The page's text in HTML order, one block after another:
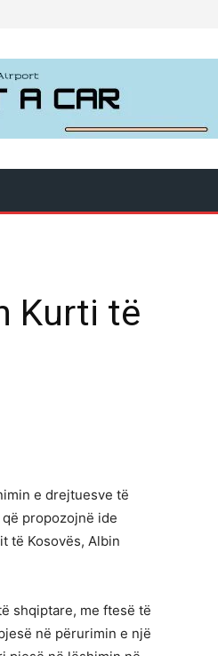
Kurti të
e drejtuesve të
propozojnë ide
të Kosovës, Albin
shqiptare, me ftesë të
në përurimin e një